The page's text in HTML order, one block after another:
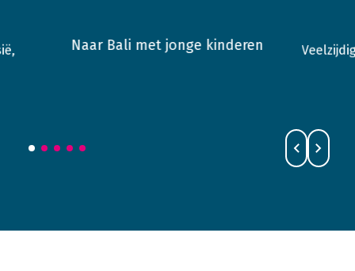
2012 Indonesië
Naar Bali met jonge kinderen
2018